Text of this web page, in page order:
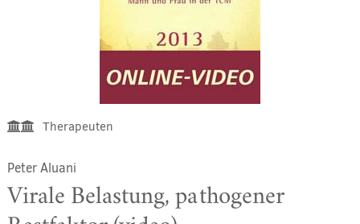
Therapeuten
Peter Aluani
Virale Belastung, pathogener